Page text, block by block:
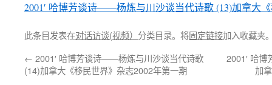
2001′ 哈博芳谈诗——杨炼与川沙谈当代诗歌 (13)加拿大
此条目发表在对话访谈(视频） 分类目录。将固定链接加入收藏夹
← 2001′ 哈博芳谈诗——杨炼与川沙谈当代诗歌
(14)加拿大《移民世界》杂志2002年第一期
2001′ 哈
加